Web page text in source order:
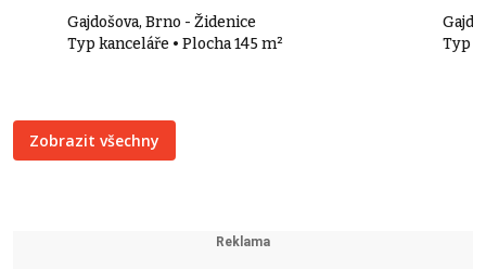
Gajdošova, Brno - Židenice
Typ kanceláře • Plocha 145 m²
Typ
Zobrazit všechny